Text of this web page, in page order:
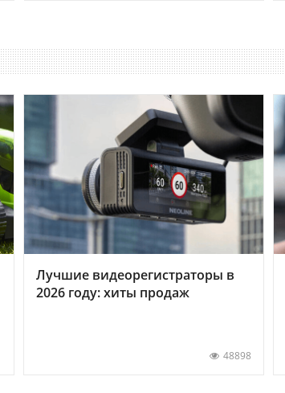
Лучшие видеорегистраторы в
2026 году: хиты продаж
48898